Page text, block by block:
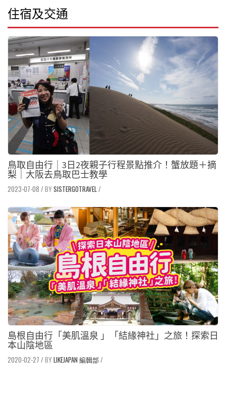
住宿及交通
鳥取自由行｜3日2夜親子行程景點推介！蟹放題＋摘
梨｜大阪去鳥取巴士教學
2023-07-08 / SISTERGOTRAVEL/
島根自由行「美肌溫泉 」「結緣神社」之旅！探索日
本山陰地區
2020-02-27 / LIKEJAPAN 編輯部/